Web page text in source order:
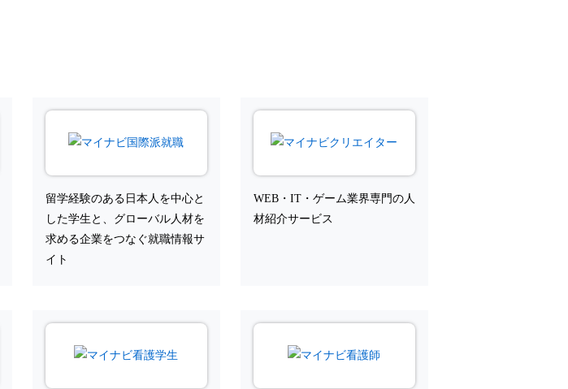
留学経験のある日本人を中心と
した学生と、グローバル人材を
求める企業をつなぐ就職情報サ
イト
WEB・IT・ゲーム業界専門の人
材紹介サービス